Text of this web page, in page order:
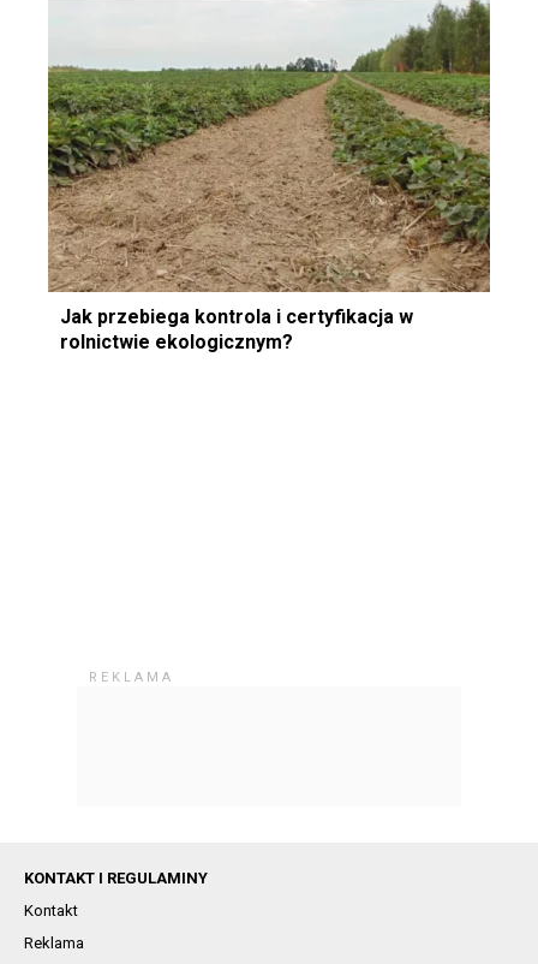
Jak przebiega kontrola i certyfikacja w
rolnictwie ekologicznym?
KONTAKT I REGULAMINY
Kontakt
Reklama